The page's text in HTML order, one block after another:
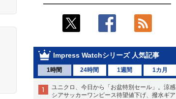
Impress Watchシリーズ 人気記事
1時間 24時間 1週間 1カ月
ユニクロ、今日から「お盆特別セール」。涼感
シアサッカーワンピース待望値下げ、撥水ギア